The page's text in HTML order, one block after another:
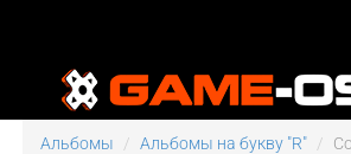
Альбомы Альбомы на букву "R"